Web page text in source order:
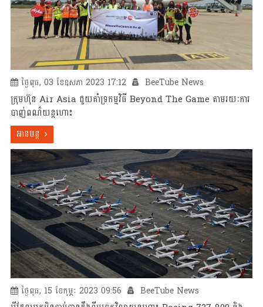
ថ្ងៃពុធ, 03 ខែឧសភា 2023 17:12 BeeTube News
ក្រុមហ៊ុន Air Asia ជួយគាំទ្រកម្មវិធី Beyond The Game តាមរយៈការ
បាញ់ពណ៌យន្តហោះ
អានបន្ត
ថ្ងៃពុធ, 15 ខែកុម្ភៈ 2023 09:56 BeeTube News